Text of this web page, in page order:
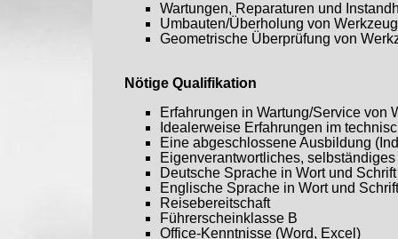
Wartungen, Reparaturen und
Umbauten/Überholung von
Geometrische Überprüfung von
Nötige Qualifikation
Erfahrungen in Wartung/Service von
Idealerweise Erfahrungen im
Eine abgeschlossene Ausbildung
Eigenverantwortliches,
Deutsche Sprache in Wort und
Englische Sprache in Wort und
Reisebereitschaft
Führerscheinklasse B
Office-Kenntnisse (Word, Excel)